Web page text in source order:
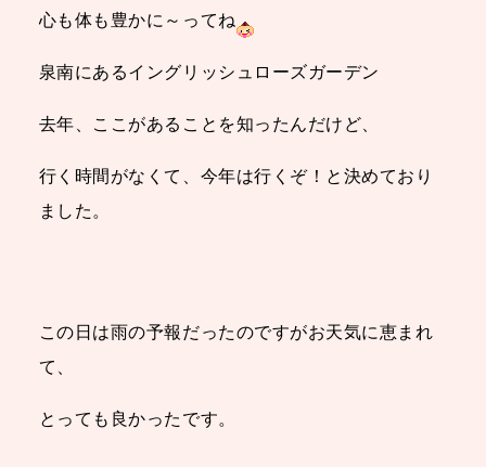
心も体も豊かに～ってね
泉南にあるイングリッシュローズガーデン
去年、ここがあることを知ったんだけど、
行く時間がなくて、今年は行くぞ！と決めており
ました。
この日は雨の予報だったのですがお天気に恵まれ
て、
とっても良かったです。